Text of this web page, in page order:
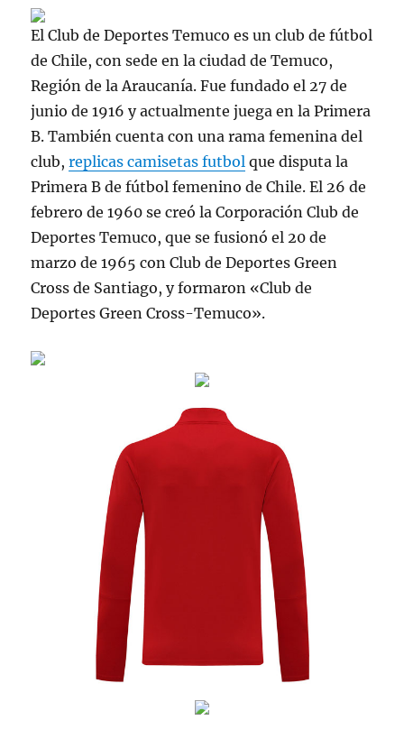
El Club de Deportes Temuco es un club de fútbol
de Chile, con sede en la ciudad de Temuco,
Región de la Araucanía. Fue fundado el 27 de
junio de 1916 y actualmente juega en la Primera
B. También cuenta con una rama femenina del
club,replicas camisetas futbol que disputa la
Primera B de fútbol femenino de Chile. El 26 de
febrero de 1960 se creó la Corporación Club de
Deportes Temuco, que se fusionó el 20 de
marzo de 1965 con Club de Deportes Green
Cross de Santiago, y formaron «Club de
Deportes Green Cross-Temuco».